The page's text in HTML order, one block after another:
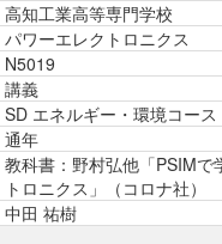
高知工業高等専門学校
パワーエレクトロニクス
N5019
講義
SD エネルギー・環境コース
通年
教科書：野村弘他「PSIM
トロニクス」（コロナ社）
中田 祐樹